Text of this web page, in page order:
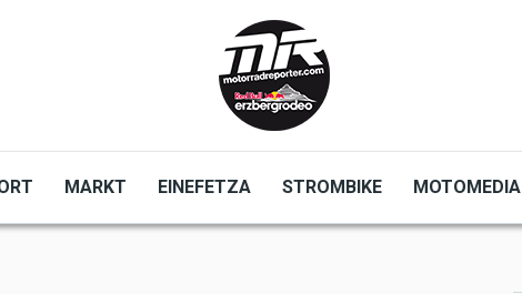
MARKT EINEFETZA STROMBIKE MOTOMEDIA